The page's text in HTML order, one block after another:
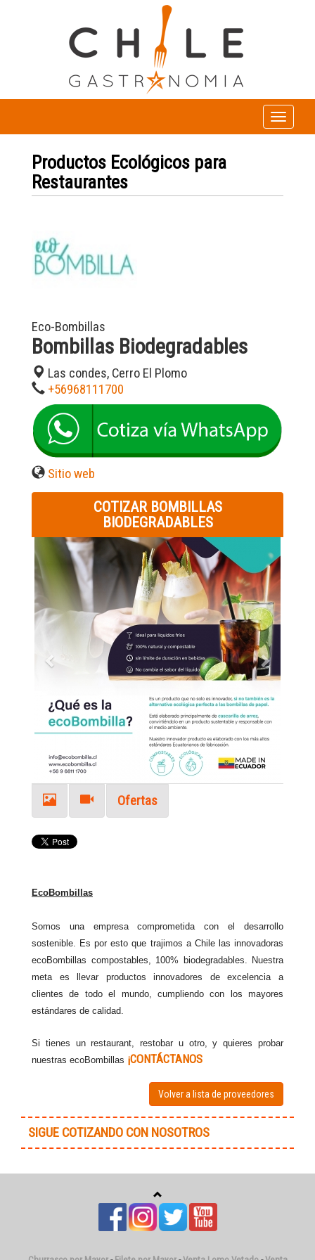
Toggle
navigation
Productos Ecológicos para
Restaurantes
Eco-Bombillas
Bombillas Biodegradables
Las condes, Cerro El Plomo
+56968111700
Sitio web
COTIZAR BOMBILLAS
BIODEGRADABLES
Previous
Ofertas
EcoBombillas
Somos una empresa comprometida con el desarrollo
sostenible. Es por esto que trajimos a Chile las innovadoras
ecoBombillas compostables, 100% biodegradables. Nuestra
meta es llevar productos innovadores de excelencia a
clientes de todo el mundo, cumpliendo con los mayores
estándares de calidad.
Si tienes un restaurant, restobar u otro, y quieres probar
nuestras ecoBombillas ¡CONTÁCTANOS
Volver a lista de proveedores
SIGUE COTIZANDO CON NOSOTROS